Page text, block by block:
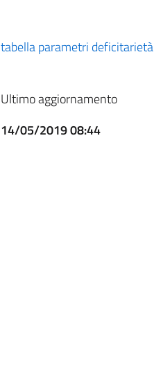
tabella parametri deficitarietà
Ultimo aggiornamento
14/05/2019 08:44